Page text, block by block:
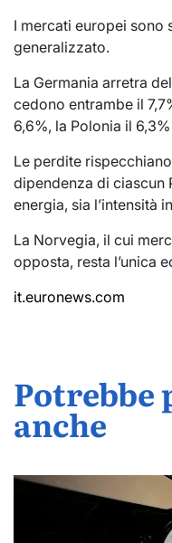
I mercati europei sono
generalizzato.
La Germania arretra
cedono entrambe il
6,6%, la Polonia il
Le perdite
dipendenza di ciascun
energia, sia l’intensità
La Norvegia, il cui
opposta, resta l’unica
it.euronews.com
Potrebbe
anche